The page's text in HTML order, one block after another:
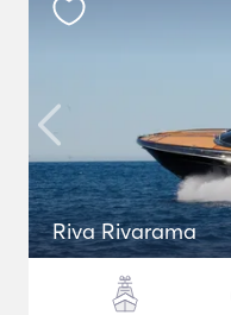
Riva Rivarama